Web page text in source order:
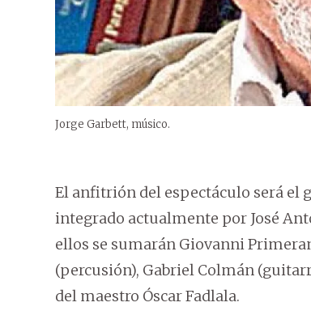
Jorge Garbett, músico.
El anfitrión del espectáculo será el
integrado actualmente por José
ellos se sumarán Giovanni
(percusión), Gabriel Colmán
del maestro Óscar Fadlala.